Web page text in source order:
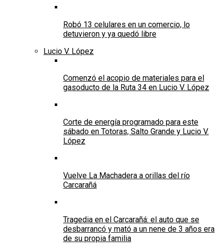
Robó 13 celulares en un comercio, lo
detuvieron y ya quedó libre
Lucio V. López
Comenzó el acopio de materiales para el
gasoducto de la Ruta 34 en Lucio V. López
Corte de energía programado para este
sábado en Totoras, Salto Grande y Lucio V.
López
Vuelve La Machadera a orillas del río
Carcarañá
Tragedia en el Carcarañá: el auto que se
desbarrancó y mató a un nene de 3 años era
de su propia familia